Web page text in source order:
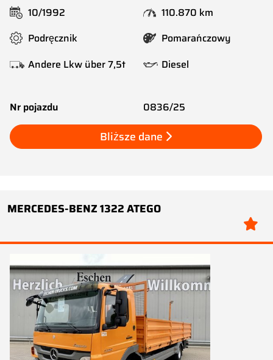
10/1992
110.870 km
Podręcznik
Pomarańczowy
Andere Lkw über 7,5t
Diesel
Nr pojazdu 0836/25
Bliższe dane
MERCEDES-BENZ 1322 ATEGO